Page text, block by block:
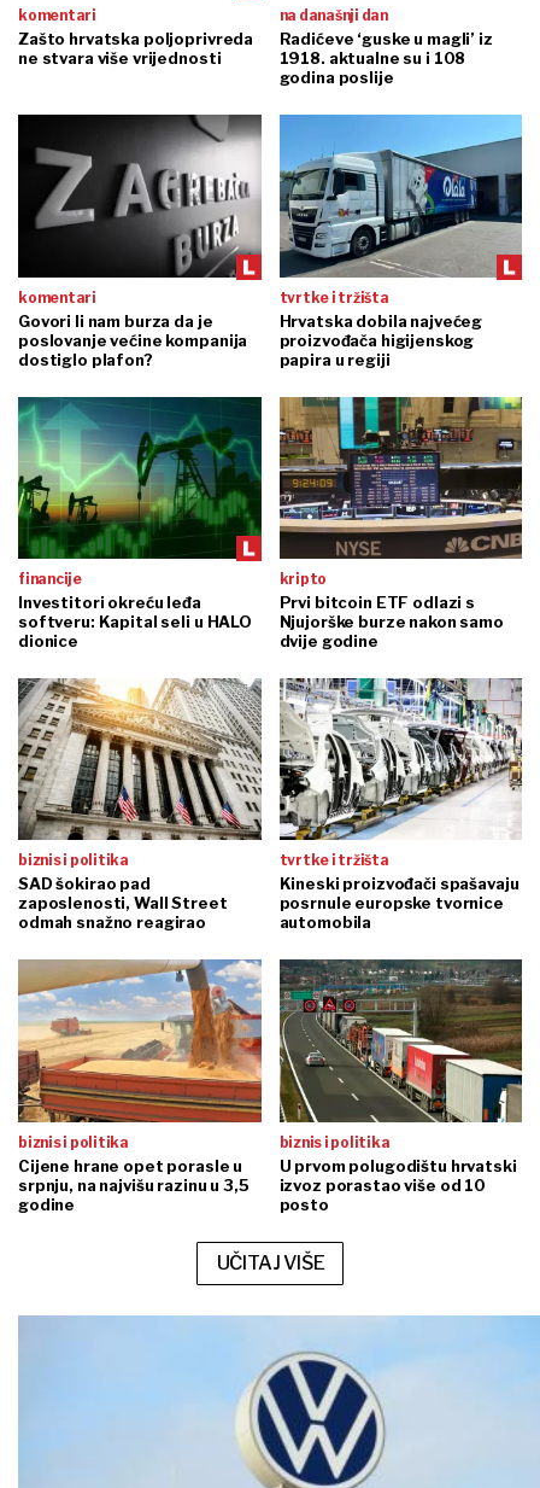
komentari
Zašto hrvatska poljoprivreda
ne stvara više vrijednosti
na današnji dan
Radićeve ‘guske u magli’ iz
1918. aktualne su i 108
godina poslije
komentari
Govori li nam burza da je
poslovanje većine kompanija
dostiglo plafon?
tvrtke i tržišta
Hrvatska dobila najvećeg
proizvođača higijenskog
papira u regiji
financije
Investitori okreću leđa
softveru: Kapital seli u HALO
dionice
kripto
Prvi bitcoin ETF odlazi s
Njujorške burze nakon samo
dvije godine
biznis i politika
SAD šokirao pad
zaposlenosti, Wall Street
odmah snažno reagirao
tvrtke i tržišta
Kineski proizvođači spašavaju
posrnule europske tvornice
automobila
biznis i politika
Cijene hrane opet porasle u
srpnju, na najvišu razinu u 3,5
godine
biznis i politika
U prvom polugodištu hrvatski
izvoz porastao više od 10
posto
UČITAJ VIŠE